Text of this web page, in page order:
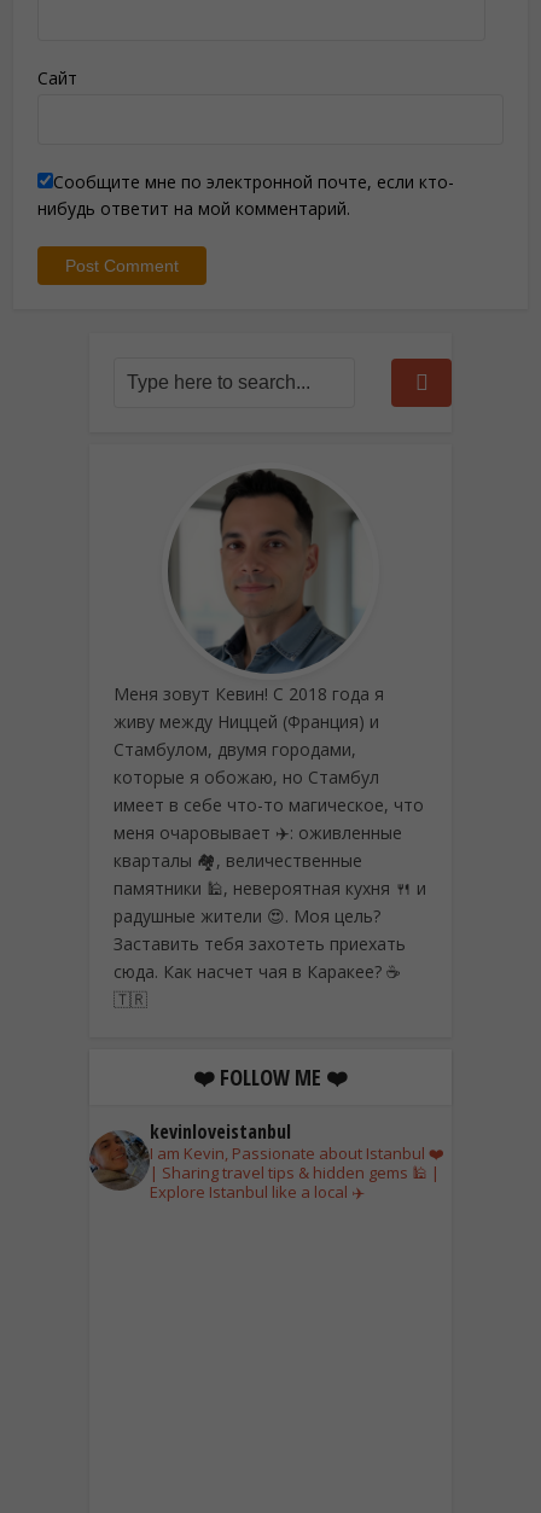
Сайт
Сообщите мне по электронной почте, если кто-
нибудь ответит на мой комментарий.
Меня зовут Кевин! С 2018 года я
живу между Ниццей (Франция) и
Стамбулом, двумя городами,
которые я обожаю, но Стамбул
имеет в себе что-то магическое, что
меня очаровывает ✈️: оживленные
кварталы 🏘️, величественные
памятники 🕌, невероятная кухня 🍴 и
радушные жители 😍. Моя цель?
Заставить тебя захотеть приехать
сюда. Как насчет чая в Каракее? ☕
🇹🇷
❤️ FOLLOW ME ❤️
kevinloveistanbul
I am Kevin, Passionate about Istanbul ❤️
| Sharing travel tips & hidden gems 🕌 |
Explore Istanbul like a local ✈️